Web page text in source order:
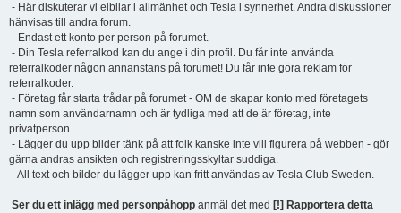
- Här diskuterar vi elbilar i allmänhet och Tesla i synnerhet. Andra diskussioner
hänvisas till andra forum.
- Endast ett konto per person på forumet.
- Din Tesla referralkod kan du ange i din profil. Du får inte använda
referralkoder någon annanstans på forumet! Du får inte göra reklam för
referralkoder.
- Företag får starta trådar på forumet - OM de skapar konto med företagets
namn som användarnamn och är tydliga med att de är företag, inte
privatperson.
- Lägger du upp bilder tänk på att folk kanske inte vill figurera på webben - gör
gärna andras ansikten och registreringsskyltar suddiga.
- All text och bilder du lägger upp kan fritt användas av Tesla Club Sweden.
Ser du ett inlägg med personpåhopp anmäl det med [!] Rapportera detta